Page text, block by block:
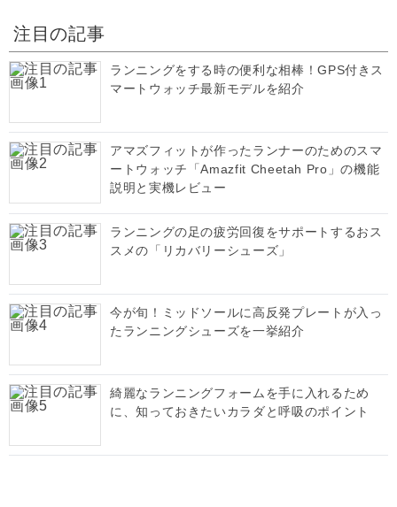
注目の記事
ランニングをする時の便利な相棒！GPS付きス
マートウォッチ最新モデルを紹介
アマズフィットが作ったランナーのためのスマ
ートウォッチ「Amazfit Cheetah Pro」の機能
説明と実機レビュー
ランニングの足の疲労回復をサポートするおス
スメの「リカバリーシューズ」
今が旬！ミッドソールに高反発プレートが入っ
たランニングシューズを一挙紹介
綺麗なランニングフォームを手に入れるため
に、知っておきたいカラダと呼吸のポイント